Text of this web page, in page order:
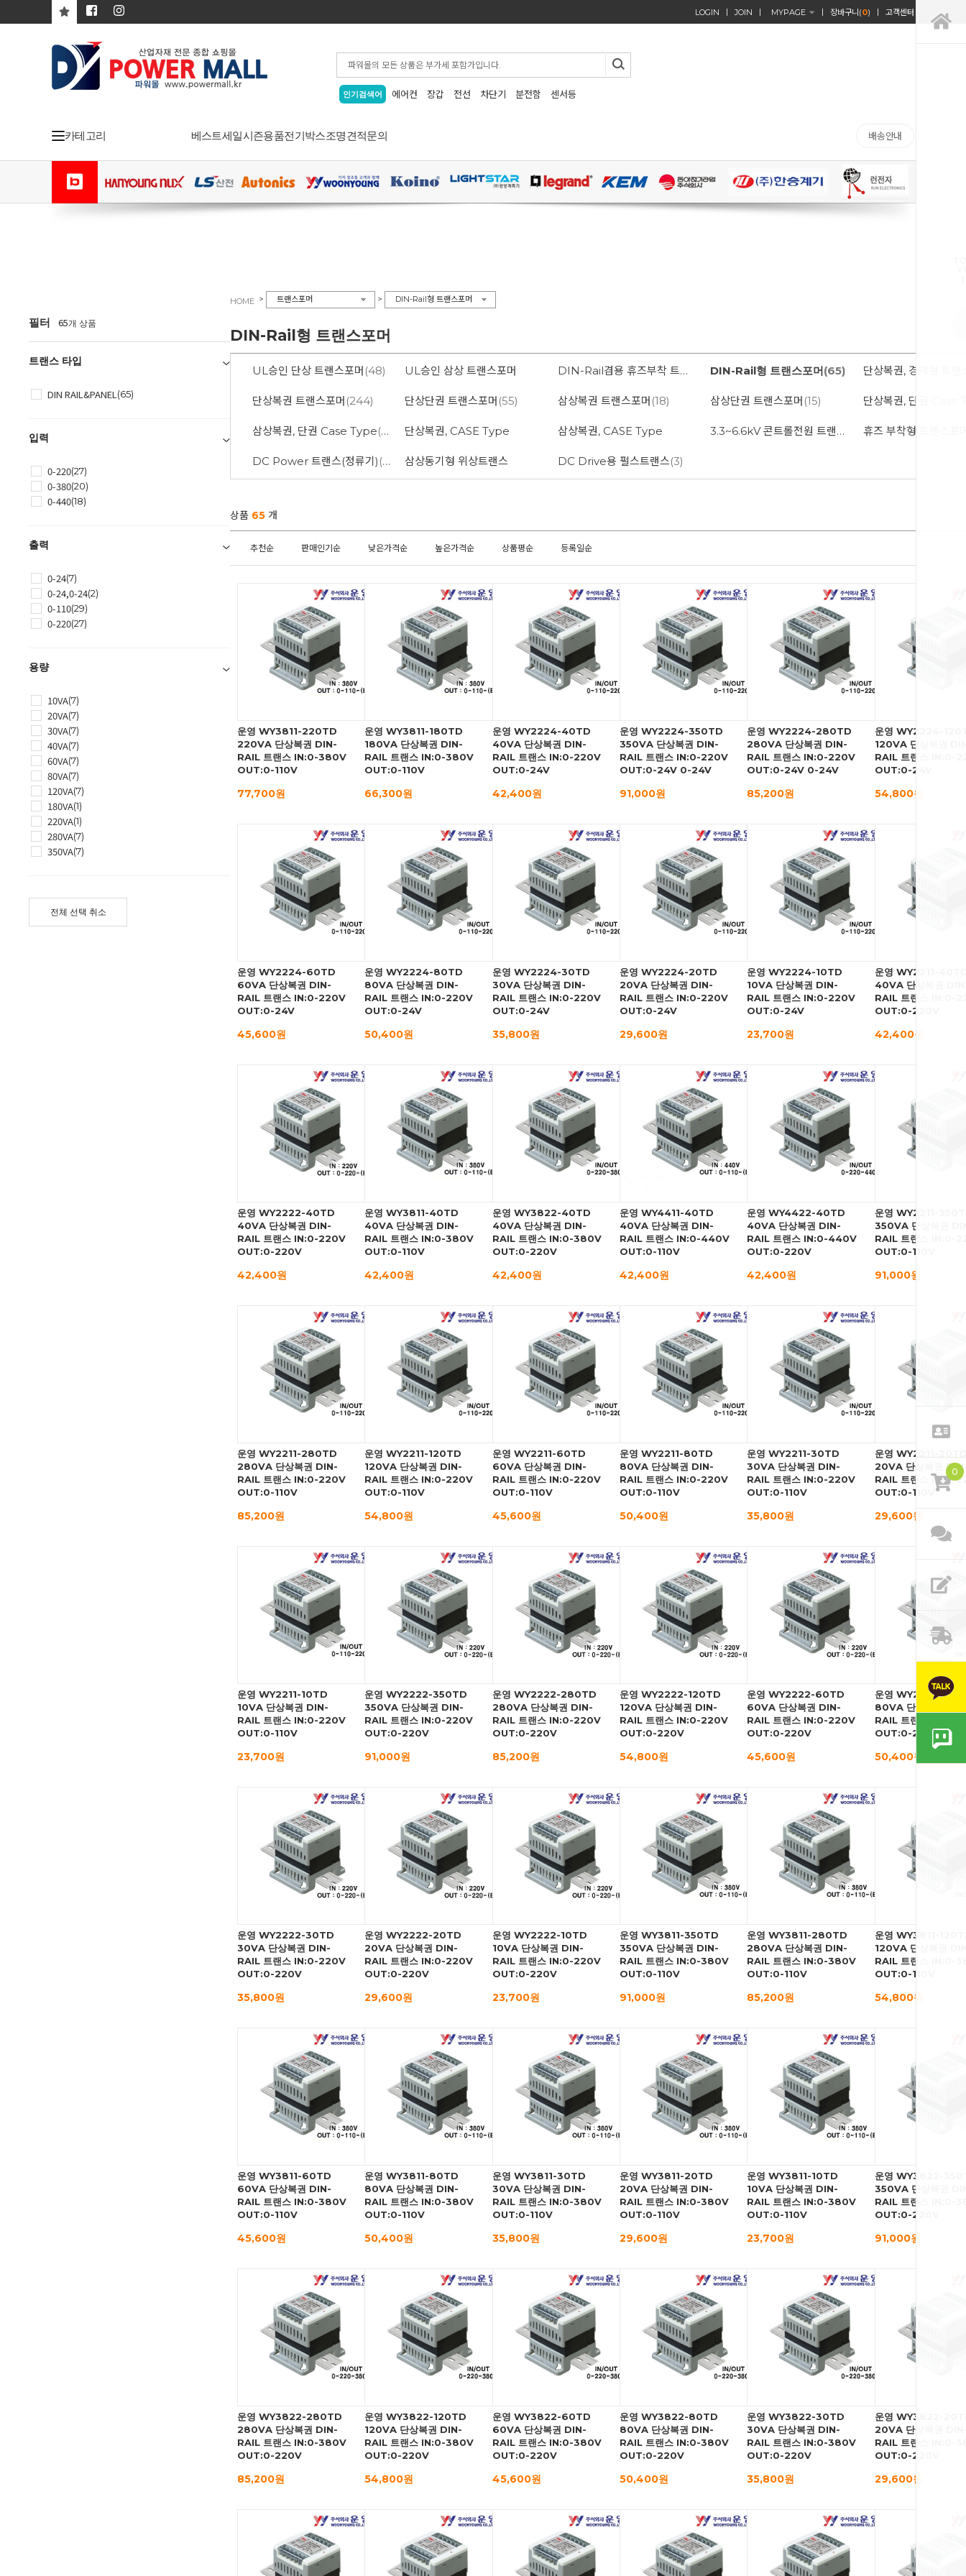
0
LOGIN JOIN MYPAGE 장바구니(0) 고객센터
인기검색어 에어컨 장갑 전선 차단기 분전함 센서등
카테고리 베스트세일시즌용품전기박스조명견적문의 배송안내
필터 65개 상품
트랜스 타입
DIN RAIL&PANEL(65)
입력
0-220(27)
0-380(20)
0-440(18)
출력
0-24(7)
0-24,0-24(2)
0-110(29)
0-220(27)
용량
10VA(7)
20VA(7)
30VA(7)
40VA(7)
60VA(7)
80VA(7)
120VA(7)
180VA(1)
220VA(1)
280VA(7)
350VA(7)
전체 선택 취소
HOME > 트랜스포머 > DIN-Rail형 트랜스포머
DIN-Rail형 트랜스포머
UL승인 단상 트랜스포머 (48) UL승인 삼상 트랜스포머 DIN-Rail겸용 휴즈부착 트랜스포머 (42)
DIN-Rail형 트랜스포머(65)
단상복권 트랜스포머 (244) 단상단권 트랜스포머 (55) 삼상복권 트랜스포머 (18) 삼상단권 트랜스포머 (15) 단상복권, 단권 Case
삼상복권, 단권 Case Type(22) 단상복권, CASE Type 삼상복권, CASE Type 3.3~6.6kV 콘트롤전원 트랜스포머 휴즈 부착형 트랜스포
DC Power 트랜스(정류기) (9) 삼상동기형 위상트랜스 DC Drive용 펄스트랜스(3)
상품 65 개
추천순 판매인기순 낮은가격순 높은가격순 상품평순 등록일순
운영 WY3811-220TD
220VA 단상복권 DIN-
RAIL 트랜스 IN:0-380V
OUT:0-110V
77,700원
운영 WY3811-180TD
180VA 단상복권 DIN-
RAIL 트랜스 IN:0-380V
OUT:0-110V
66,300원
운영 WY2224-40TD
40VA 단상복권 DIN-
RAIL 트랜스 IN:0-220V
OUT:0-24V
42,400원
운영 WY2224-350TD
350VA 단상복권 DIN-
RAIL 트랜스 IN:0-220V
OUT:0-24V 0-24V
91,000원
운영 WY2224-280TD
280VA 단상복권 DIN-
RAIL 트랜스 IN:0-220V
OUT:0-24V 0-24V
85,200원
운영 WY2224-
120VA 단상복권
RAIL 트랜스 IN:0-
OUT:0-24V
54,800원
운영 WY2224-60TD
60VA 단상복권 DIN-
RAIL 트랜스 IN:0-220V
OUT:0-24V
45,600원
운영 WY2224-80TD
80VA 단상복권 DIN-
RAIL 트랜스 IN:0-220V
OUT:0-24V
50,400원
운영 WY2224-30TD
30VA 단상복권 DIN-
RAIL 트랜스 IN:0-220V
OUT:0-24V
35,800원
운영 WY2224-20TD
20VA 단상복권 DIN-
RAIL 트랜스 IN:0-220V
OUT:0-24V
29,600원
운영 WY2224-10TD
10VA 단상복권 DIN-
RAIL 트랜스 IN:0-220V
OUT:0-24V
23,700원
운영 WY2211-
40VA 단상복권
RAIL 트랜스 IN:0-
OUT:0-220V
42,400원
운영 WY2222-40TD
40VA 단상복권 DIN-
RAIL 트랜스 IN:0-220V
OUT:0-220V
42,400원
운영 WY3811-40TD
40VA 단상복권 DIN-
RAIL 트랜스 IN:0-380V
OUT:0-110V
42,400원
운영 WY3822-40TD
40VA 단상복권 DIN-
RAIL 트랜스 IN:0-380V
OUT:0-220V
42,400원
운영 WY4411-40TD
40VA 단상복권 DIN-
RAIL 트랜스 IN:0-440V
OUT:0-110V
42,400원
운영 WY4422-40TD
40VA 단상복권 DIN-
RAIL 트랜스 IN:0-440V
OUT:0-220V
42,400원
운영 WY2211-
350VA 단상복권
RAIL 트랜스 IN:0-
OUT:0-110V
91,000원
운영 WY2211-280TD
280VA 단상복권 DIN-
RAIL 트랜스 IN:0-220V
OUT:0-110V
85,200원
운영 WY2211-120TD
120VA 단상복권 DIN-
RAIL 트랜스 IN:0-220V
OUT:0-110V
54,800원
운영 WY2211-60TD
60VA 단상복권 DIN-
RAIL 트랜스 IN:0-220V
OUT:0-110V
45,600원
운영 WY2211-80TD
80VA 단상복권 DIN-
RAIL 트랜스 IN:0-220V
OUT:0-110V
50,400원
운영 WY2211-30TD
30VA 단상복권 DIN-
RAIL 트랜스 IN:0-220V
OUT:0-110V
35,800원
운영 WY2211-
20VA 단상복권
RAIL 트랜스 IN:0-
OUT:0-110V
29,600원
운영 WY2211-10TD
10VA 단상복권 DIN-
RAIL 트랜스 IN:0-220V
OUT:0-110V
23,700원
운영 WY2222-350TD
350VA 단상복권 DIN-
RAIL 트랜스 IN:0-220V
OUT:0-220V
91,000원
운영 WY2222-280TD
280VA 단상복권 DIN-
RAIL 트랜스 IN:0-220V
OUT:0-220V
85,200원
운영 WY2222-120TD
120VA 단상복권 DIN-
RAIL 트랜스 IN:0-220V
OUT:0-220V
54,800원
운영 WY2222-60TD
60VA 단상복권 DIN-
RAIL 트랜스 IN:0-220V
OUT:0-220V
45,600원
운영 WY2222-
80VA 단상복권
RAIL 트랜스 IN:0-
OUT:0-220V
50,400원
운영 WY2222-30TD
30VA 단상복권 DIN-
RAIL 트랜스 IN:0-220V
OUT:0-220V
35,800원
운영 WY2222-20TD
20VA 단상복권 DIN-
RAIL 트랜스 IN:0-220V
OUT:0-220V
29,600원
운영 WY2222-10TD
10VA 단상복권 DIN-
RAIL 트랜스 IN:0-220V
OUT:0-220V
23,700원
운영 WY3811-350TD
350VA 단상복권 DIN-
RAIL 트랜스 IN:0-380V
OUT:0-110V
91,000원
운영 WY3811-280TD
280VA 단상복권 DIN-
RAIL 트랜스 IN:0-380V
OUT:0-110V
85,200원
운영 WY3811-
120VA 단상복권
RAIL 트랜스 IN:0-
OUT:0-110V
54,800원
운영 WY3811-60TD
60VA 단상복권 DIN-
RAIL 트랜스 IN:0-380V
OUT:0-110V
45,600원
운영 WY3811-80TD
80VA 단상복권 DIN-
RAIL 트랜스 IN:0-380V
OUT:0-110V
50,400원
운영 WY3811-30TD
30VA 단상복권 DIN-
RAIL 트랜스 IN:0-380V
OUT:0-110V
35,800원
운영 WY3811-20TD
20VA 단상복권 DIN-
RAIL 트랜스 IN:0-380V
OUT:0-110V
29,600원
운영 WY3811-10TD
10VA 단상복권 DIN-
RAIL 트랜스 IN:0-380V
OUT:0-110V
23,700원
운영 WY3822-
350VA 단상복권
RAIL 트랜스 IN:0-
OUT:0-220V
91,000원
운영 WY3822-280TD
280VA 단상복권 DIN-
RAIL 트랜스 IN:0-380V
OUT:0-220V
85,200원
운영 WY3822-120TD
120VA 단상복권 DIN-
RAIL 트랜스 IN:0-380V
OUT:0-220V
54,800원
운영 WY3822-60TD
60VA 단상복권 DIN-
RAIL 트랜스 IN:0-380V
OUT:0-220V
45,600원
운영 WY3822-80TD
80VA 단상복권 DIN-
RAIL 트랜스 IN:0-380V
OUT:0-220V
50,400원
운영 WY3822-30TD
30VA 단상복권 DIN-
RAIL 트랜스 IN:0-380V
OUT:0-220V
35,800원
운영 WY3822-
20VA 단상복권
RAIL 트랜스 IN:0-
OUT:0-220V
29,600원